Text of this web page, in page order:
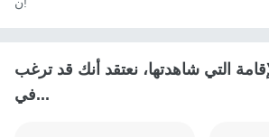
التي شاهدتها، نعتقد أنك قد ترغب
في...